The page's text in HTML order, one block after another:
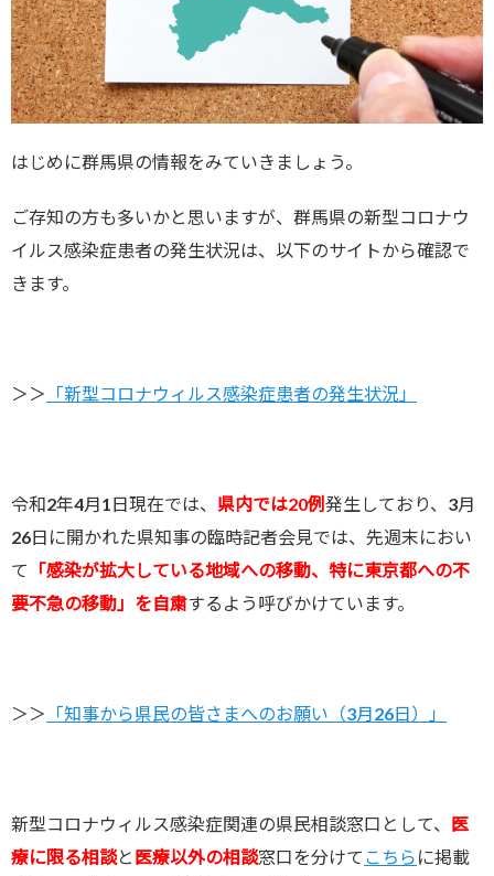
はじめに群馬県の情報をみていきましょう。
ご存知の方も多いかと思いますが、群馬県の新型コロナウ
イルス感染症患者の発生状況は、以下のサイトから確認で
きます。
＞＞ 「新型コロナウィルス感染症患者の発生状況」
令和2年4月1日現在では、 県内では20例 発生しており、3月
26日に開かれた県知事の臨時記者会見では、先週末におい
て
「感染が拡大している地域への移動、特に東京都への不
要不急の移動」を自粛するよう呼びかけています。
＞＞ 「知事から県民の皆さまへのお願い（3月26日）」
新型コロナウィルス感染症関連の県民相談窓口として、 医
療に限る相談と 医療以外の相談窓口を分けて こちら に掲載